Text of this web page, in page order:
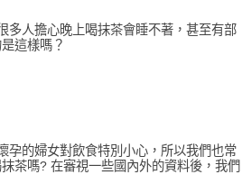
多人擔心晚上喝抹茶會睡不著，甚至有部
這樣嗎？
孕的婦女對飲食特別小心，所以我們也常
茶嗎? 在審視一些國內外的資料後，我們